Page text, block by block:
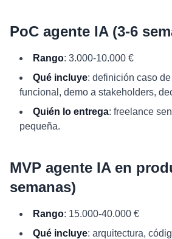
PoC agente IA (3-6
Rango: 3.000-10.000 €
Qué incluye: definición caso
funcional, demo a stakeholders,
Quién lo entrega: freelance
pequeña.
MVP agente IA en
semanas)
Rango: 15.000-40.000 €
Qué incluye: arquitectura,